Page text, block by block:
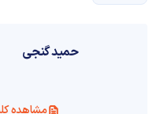
حمید گنجی
مشاهده